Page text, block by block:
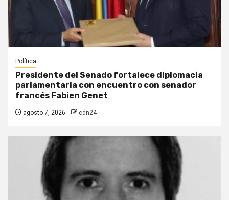
Política
Presidente del Senado fortalece diplomacia
parlamentaria con encuentro con senador
francés Fabien Genet
agosto 7, 2026 cdn24